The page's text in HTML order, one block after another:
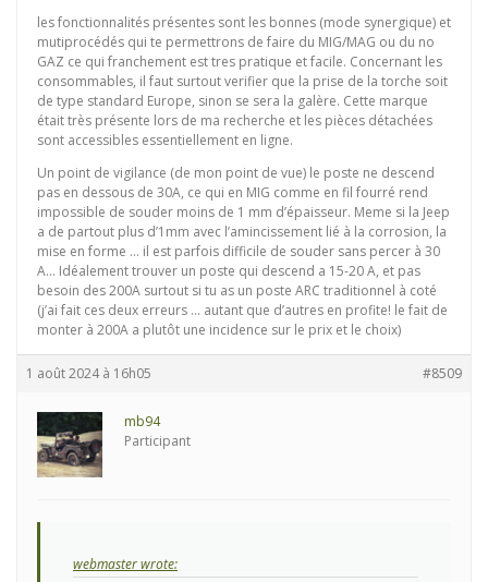
les fonctionnalités présentes sont les bonnes (mode synergique) et
mutiprocédés qui te permettrons de faire du MIG/MAG ou du no
GAZ ce qui franchement est tres pratique et facile. Concernant les
consommables, il faut surtout verifier que la prise de la torche soit
de type standard Europe, sinon se sera la galère. Cette marque
était très présente lors de ma recherche et les pièces détachées
sont accessibles essentiellement en ligne.
Un point de vigilance (de mon point de vue) le poste ne descend
pas en dessous de 30A, ce qui en MIG comme en fil fourré rend
impossible de souder moins de 1 mm d’épaisseur. Meme si la Jeep
a de partout plus d’1mm avec l’amincissement lié à la corrosion, la
mise en forme … il est parfois difficile de souder sans percer à 30
A… Idéalement trouver un poste qui descend a 15-20 A, et pas
besoin des 200A surtout si tu as un poste ARC traditionnel à coté
(j’ai fait ces deux erreurs … autant que d’autres en profite! le fait de
monter à 200A a plutôt une incidence sur le prix et le choix)
1 août 2024 à 16h05 #8509
mb94
Participant
webmaster wrote: